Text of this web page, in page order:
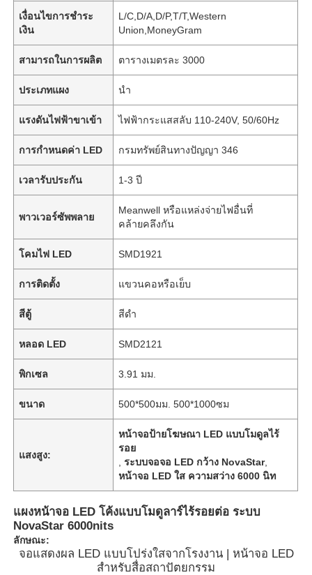
เงื่อนไขการชำระ
เงิน
L/C,D/A,D/P,T/T,Western
Union,MoneyGram
สามารถในการผลิต ตารางเมตรละ 3000
ประเภทแผง นำ
แรงดันไฟฟ้าขาเข้า ไฟฟ้ากระแสสลับ 110-240V, 50/60Hz
การกำหนดค่า LED กรมทรัพย์สินทางปัญญา 346
เวลารับประกัน 1-3 ปี
พาวเวอร์ซัพพลาย
Meanwell หรือแหล่งจ่ายไฟอื่นที่
คล้ายคลึงกัน
โคมไฟ LED SMD1921
การติดตั้ง แขวนคอหรือเย็บ
สีตู้ สีดำ
หลอด LED SMD2121
พิกเซล 3.91 มม.
ขนาด 500*500มม. 500*1000ซม
แสงสูง:
หน้าจอป้ายโฆษณา LED แบบโมดูลไร้
รอย
,ระบบจอจอ LED กว้าง NovaStar,
หน้าจอ LED ใส ความสว่าง 6000 นิท
แผงหน้าจอ LED โค้งแบบโมดูลาร์ไร้รอยต่อ ระบบ
NovaStar 6000nits
ลักษณะ:
จอแสดงผล LED แบบโปร่งใสจากโรงงาน | หน้าจอ LED
สำหรับสื่อสถาปัตยกรรม